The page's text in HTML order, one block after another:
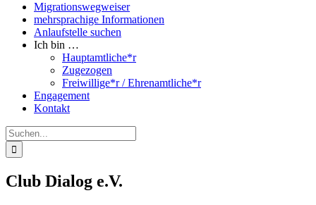
Migrationswegweiser
mehrsprachige Informationen
Anlaufstelle suchen
Ich bin …
Hauptamtliche*r
Zugezogen
Freiwillige*r / Ehrenamtliche*r
Engagement
Kontakt
Suche
nach:
Club Dialog e.V.